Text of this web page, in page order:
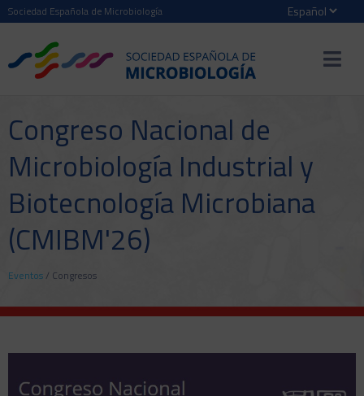
Sociedad Española de Microbiología
Congreso Nacional de
Microbiología Industrial y
Biotecnología Microbiana
(CMIBM'26)
Eventos / Congresos